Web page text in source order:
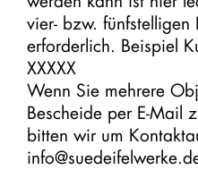
vier- bzw. fünfstelligen
erforderlich. Beispiel
XXXXX
Wenn Sie mehrere
Bescheide per E-Mail
bitten wir um